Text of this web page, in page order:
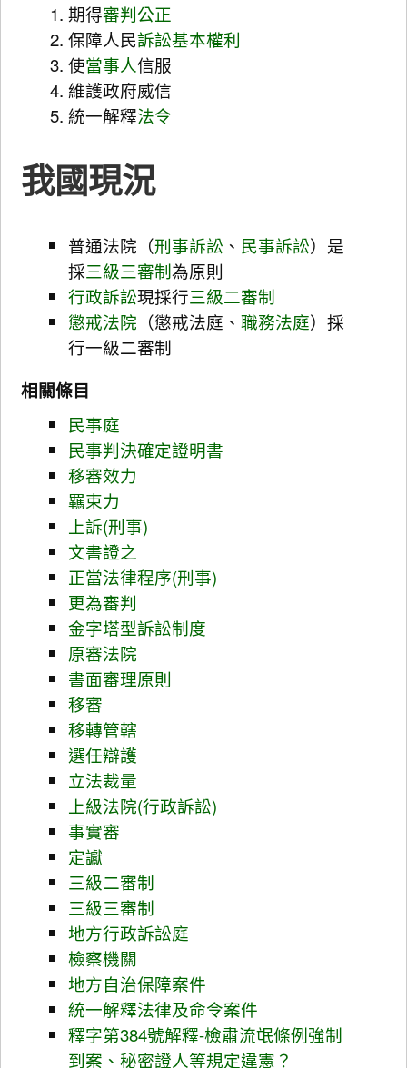
期得審判公正
保障人民訴訟基本權利
使當事人信服
維護政府威信
統一解釋法令
我國現況
普通法院（刑事訴訟 、 民事訴訟）是
採三級三審制為原則
行政訴訟現採行三級二審制
懲戒法院 （懲戒法庭、 職務法庭）採
行一級二審制
相關條目
民事庭
民事判決確定證明書
移審效力
羈束力
上訴(刑事)
文書證之
正當法律程序(刑事)
更為審判
金字塔型訴訟制度
原審法院
書面審理原則
移審
移轉管轄
選任辯護
立法裁量
上級法院(行政訴訟)
事實審
定讞
三級二審制
三級三審制
地方行政訴訟庭
檢察機關
地方自治保障案件
統一解釋法律及命令案件
釋字第384號解釋-檢肅流氓條例強制
到案、秘密證人等規定違憲？